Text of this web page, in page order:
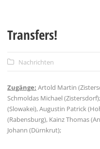
Transfers!
Nachrichten
Zugänge: Artold Martin
Schmoldas Michael (Zistersdorf);
(Slowakei), Augustin Patrick
(Rabensburg), Kainz Thomas
Johann (Dürnkrut);